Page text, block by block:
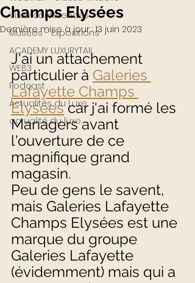
Visio-conférences
Musées - Expositions
ACADEMY LUXURYTAIL
WEB3
Podcast
Actualités du Luxe
actualité du luxe
Champs Elysées
Dernière mise à jour :13 juin 2023
J'ai un attachement
particulier à Galeries
Lafayette Champs
Elysées car j'ai formé les
Managers avant
l'ouverture de ce
magnifique grand
magasin.
Peu de gens le savent,
mais Galeries Lafayette
Champs Elysées est une
marque du groupe
Galeries Lafayette
(évidemment) mais qui a